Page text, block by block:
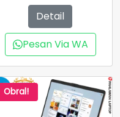
adalah:
Rp7.500.000.
Detail
Pesan Via WA
Obral!